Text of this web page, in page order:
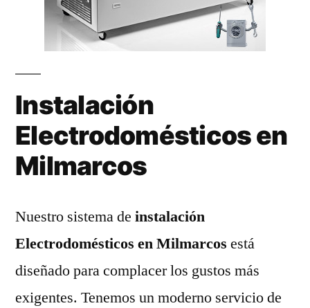
Instalación
Electrodomésticos en
Milmarcos
Nuestro sistema de instalación
Electrodomésticos en Milmarcos está
diseñado para complacer los gustos más
exigentes. Tenemos un moderno servicio de